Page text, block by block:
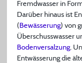
Fremdwasser in
Darüber hinaus ist
(Bewässerung) von
Überschusswasser
Bodenversalzung.
Entwässerung die